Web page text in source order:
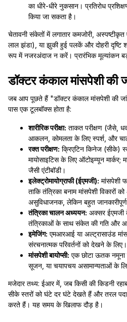
का धीरे-धीरे नुकसान। प्रतिरोध
किया जा सकता है।
चेतावनी संकेतों में लगातार कमजोरी,
लाल झंडा), या झुकी हुई पलकें और दोहरी दृष्टि
रूप में नजरअंदाज न करें। प्रारंभिक मूल्यांकन
डॉक्टर कंकाल मांसपेशी
जब आप पूछते हैं "डॉक्टर कंकाल मांसपेशी की
पास एक टूलबॉक्स होता है:
शारीरिक परीक्षा: ताकत परीक्षण (जैसे,
आकलन, कोमलता के लिए स्पर्श, और
रक्त परीक्षण: क्रिएटिन किनेज (सीके)
मायोसाइटिस के लिए ऑटोइम्यून
जैसी एंटीबॉडी।
इलेक्ट्रोमायोग्राफी (ईएमजी): मांसपेशी
ताकि तंत्रिका बनाम मांसपेशी विकारों
असुविधाजनक, लेकिन बहुत
तंत्रिका चालन अध्ययन: अक्सर ईएमजी
तंत्रिकाओं के साथ संकेत की गति और
इमेजिंग: एमआरआई या अल्ट्रासाउंड
संरचनात्मक परिवर्तनों को देखने के लिए।
मांसपेशी बायोप्सी: एक छोटा ऊतक नमूना
सूजन, या चयापचय असामान्यताओं के
मजेदार तथ्य: ईआर में, जब किसी की किडनी
सीके स्तरों को घंटे दर घंटे देखते हैं और तरल
करते हैं। यह समय के खिलाफ दौड़ है।